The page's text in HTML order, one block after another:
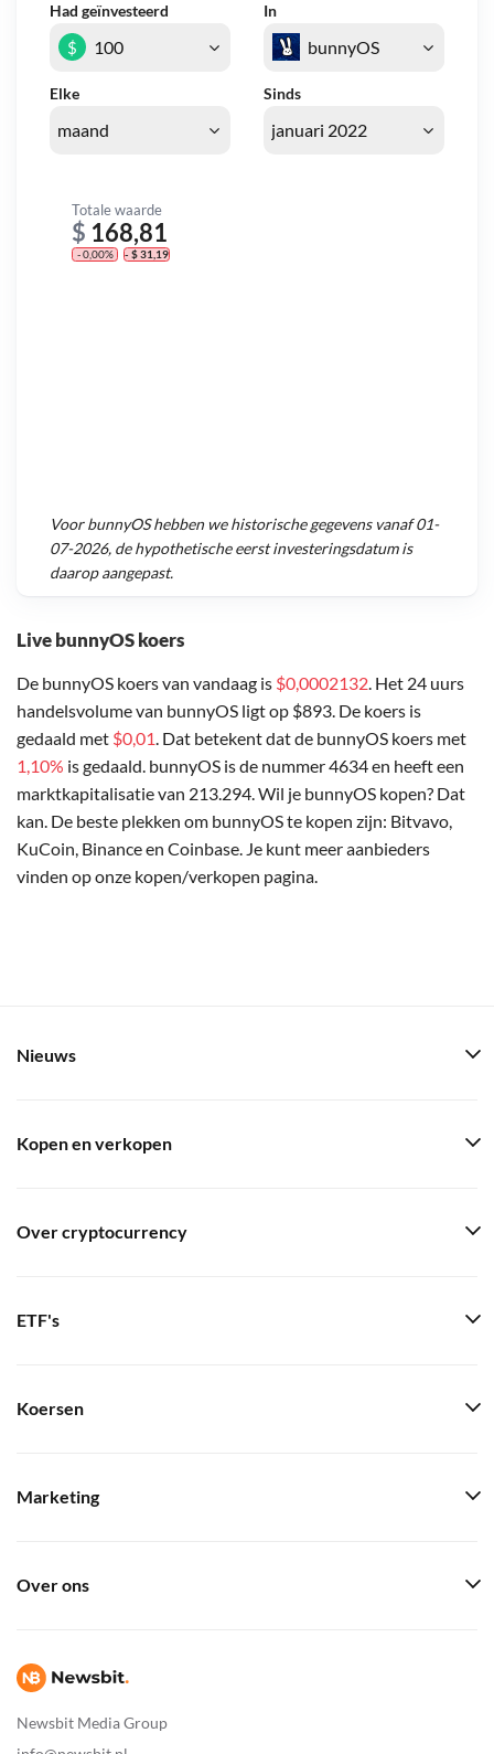
Live bunnyOS koers
De bunnyOS koers van vandaag is $0,0002132. Het 24 uurs
handelsvolume van bunnyOS ligt op $893. De koers is
gedaald met $0,01. Dat betekent dat de bunnyOS koers met
1,10% is gedaald. bunnyOS is de nummer 4634 en heeft een
marktkapitalisatie van 213.294. Wil je bunnyOS kopen? Dat
kan. De beste plekken om bunnyOS te kopen zijn: Bitvavo,
KuCoin, Binance en Coinbase. Je kunt meer aanbieders
vinden op onze kopen/verkopen pagina.
Had geïnvesteerd In
Elke Sinds
$
Totale waarde
$ 168,81
- 0,00% - $ 31,19
VoorbunnyOShebben we historische gegevens vanaf01-
07-2026, de hypothetische eerst investeringsdatum is
daarop aangepast.
Newsbit Media Group
Nieuws
Kopen en verkopen
Over cryptocurrency
ETF's
Koersen
Marketing
Over ons